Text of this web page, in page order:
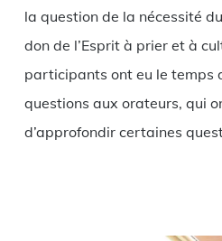
la question de la nécessité
don de l’Esprit à prier et à
participants ont eu le temps
questions aux orateurs, qui
d’approfondir certaines